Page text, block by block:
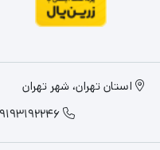
استان تهران، شهر تهران